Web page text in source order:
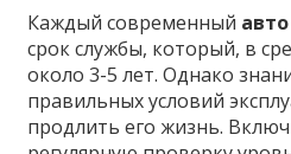
Каждый современный
срок службы, который, в
около 3-5 лет. Однако
правильных условий
продлить его жизнь.